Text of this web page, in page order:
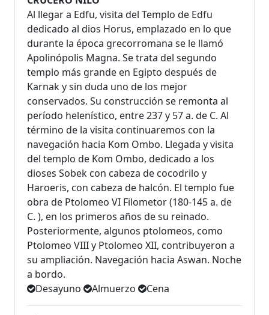
Al llegar a Edfu, visita del Templo de Edfu
dedicado al dios Horus, emplazado en lo que
durante la época grecorromana se le llamó
Apolinópolis Magna. Se trata del segundo
templo más grande en Egipto después de
Karnak y sin duda uno de los mejor
conservados. Su construcción se remonta al
período helenístico, entre 237 y 57 a. de C. Al
término de la visita continuaremos con la
navegación hacia Kom Ombo. Llegada y visita
del templo de Kom Ombo, dedicado a los
dioses Sobek con cabeza de cocodrilo y
Haroeris, con cabeza de halcón. El templo fue
obra de Ptolomeo VI Filometor (180-145 a. de
C. ), en los primeros años de su reinado.
Posteriormente, algunos ptolomeos, como
Ptolomeo VIII y Ptolomeo XII, contribuyeron a
su ampliación. Navegación hacia Aswan. Noche
a bordo.
Desayuno
Almuerzo Cena